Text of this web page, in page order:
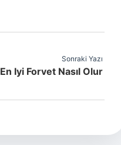
Sonraki Yazı
En Iyi Forvet Nasıl Olur